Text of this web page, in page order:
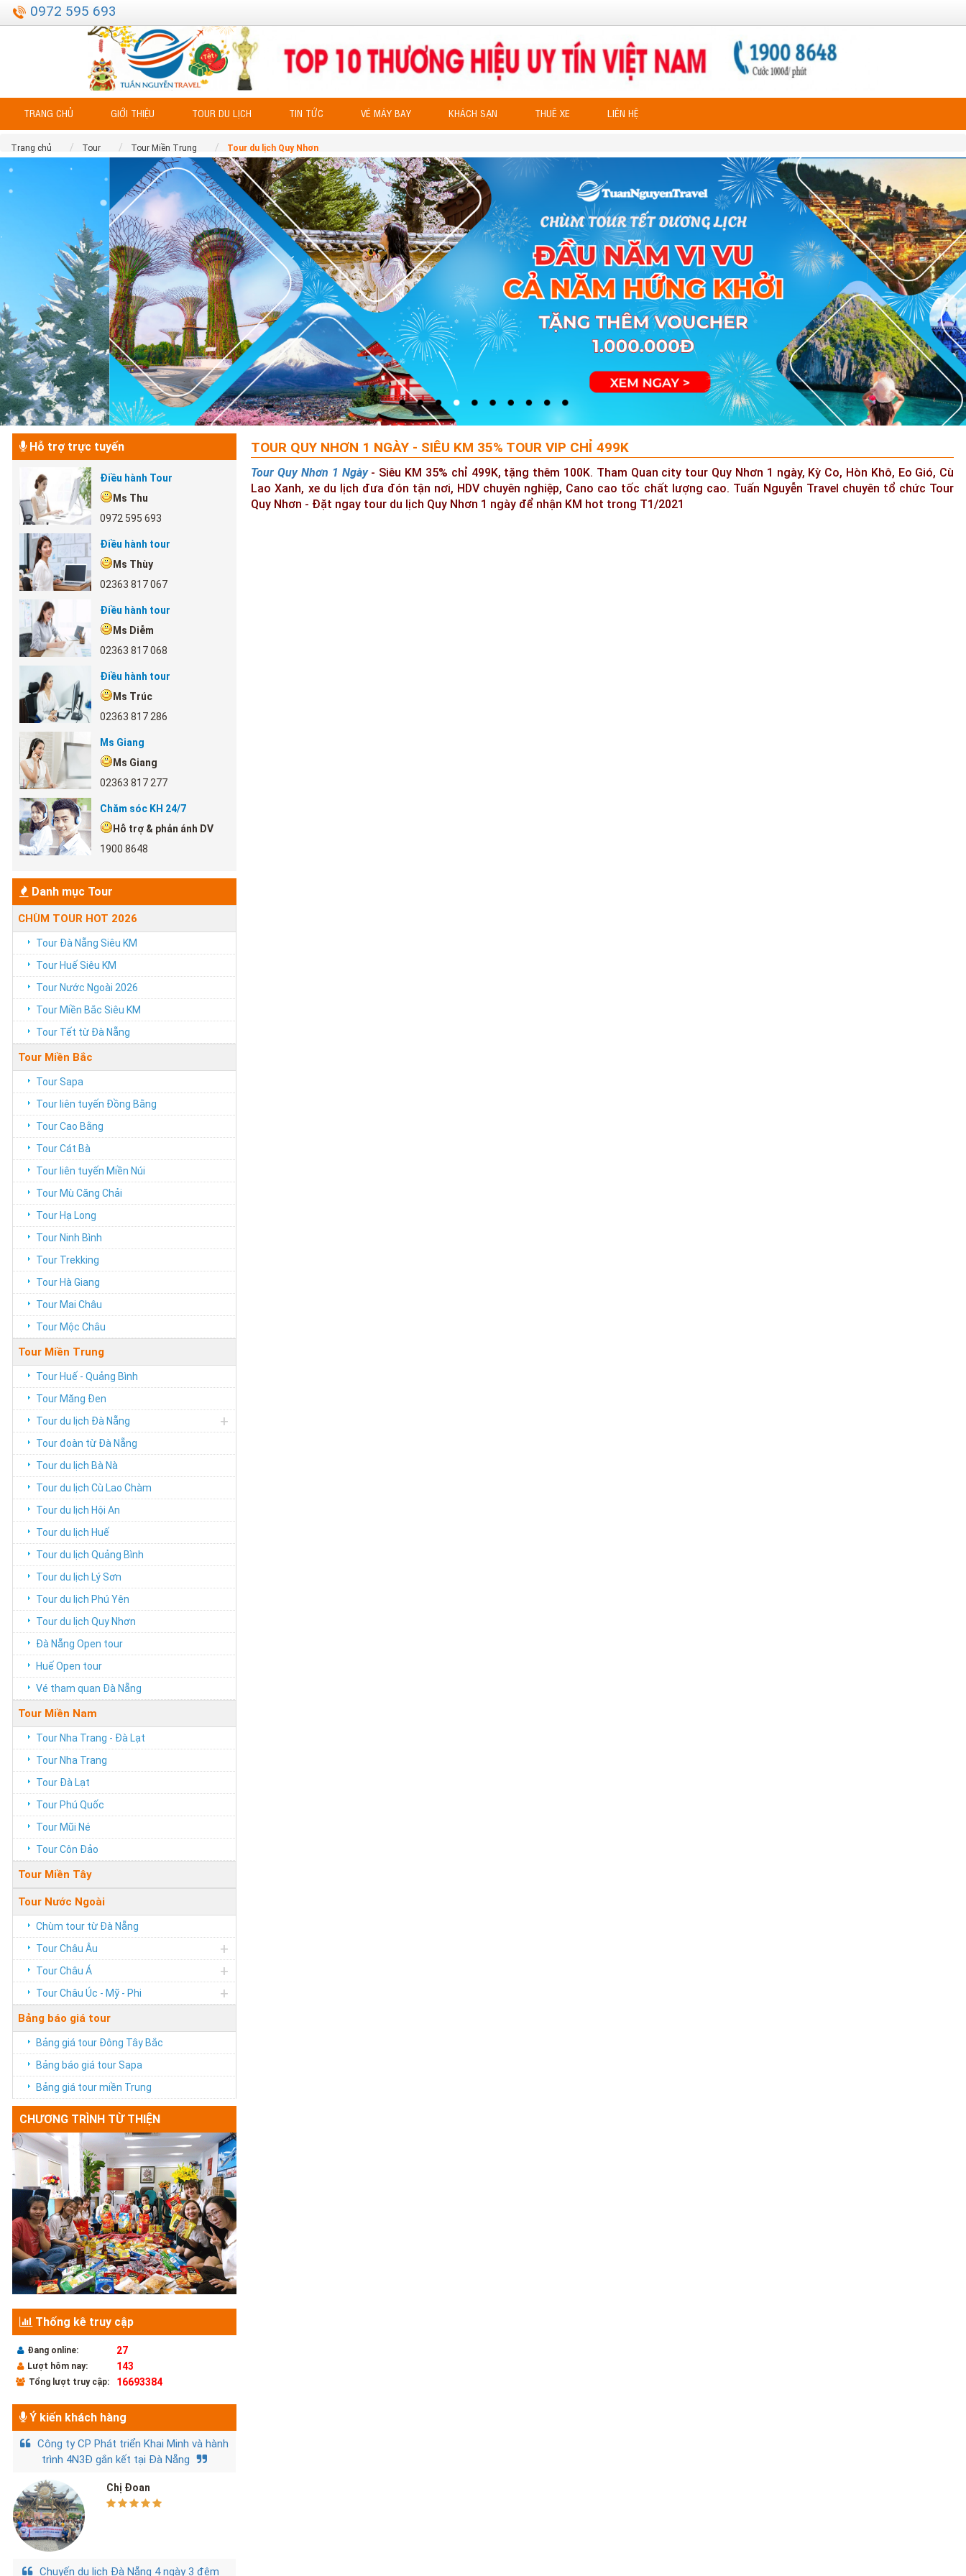
0972 595 693
TRANG CHỦ GIỚI THIỆU TOUR DU LỊCH TIN TỨC VÉ MÁY BAY KHÁCH SẠN THUÊ XE LIÊN HỆ
Trang chủ Tour Tour Miền Trung Tour du lịch Quy Nhơn
Hỗ trợ trực tuyến
Điều hành Tour
Ms Thu
0972 595 693
Điều hành tour
Ms Thùy
02363 817 067
Điều hành tour
Ms Diễm
02363 817 068
Điều hành tour
Ms Trúc
02363 817 286
Ms Giang
Ms Giang
02363 817 277
Chăm sóc KH 24/7
Hỗ trợ & phản ánh DV
1900 8648
Danh mục Tour
CHÙM TOUR HOT 2026
Tour Đà Nẵng Siêu KM
Tour Huế Siêu KM
Tour Nước Ngoài 2026
Tour Miền Bắc Siêu KM
Tour Tết từ Đà Nẵng
Tour Miền Bắc
Tour Sapa
Tour liên tuyến Đồng Bằng
Tour Cao Bằng
Tour Cát Bà
Tour liên tuyến Miền Núi
Tour Mù Căng Chải
Tour Hạ Long
Tour Ninh Bình
Tour Trekking
Tour Hà Giang
Tour Mai Châu
Tour Mộc Châu
Tour Miền Trung
Tour Huế - Quảng Bình
Tour Măng Đen
Tour du lịch Đà Nẵng
+
Tour đoàn từ Đà Nẵng
Tour du lịch Bà Nà
Tour du lịch Cù Lao Chàm
Tour du lịch Hội An
Tour du lịch Huế
Tour du lịch Quảng Bình
Tour du lịch Lý Sơn
Tour du lịch Phú Yên
Tour du lịch Quy Nhơn
Đà Nẵng Open tour
Huế Open tour
Vé tham quan Đà Nẵng
Tour Miền Nam
Tour Nha Trang - Đà Lạt
Tour Nha Trang
Tour Đà Lạt
Tour Phú Quốc
Tour Mũi Né
Tour Côn Đảo
Tour Miền Tây
Tour Nước Ngoài
Chùm tour từ Đà Nẵng
Tour Châu Âu
+
Tour Châu Á +
Tour Châu Úc - Mỹ - Phi +
Bảng báo giá tour
Bảng giá tour Đông Tây Bắc
Bảng báo giá tour Sapa
Bảng giá tour miền Trung
CHƯƠNG TRÌNH TỪ THIỆN
Thống kê truy cập
Đang online: 27
Lượt hôm nay: 143
Tổng lượt truy cập: 16693384
Ý kiến khách hàng
Công ty CP Phát triển Khai Minh và hành
trình 4N3Đ gắn kết tại Đà Nẵng
Chị Đoan
Chuyến du lịch Đà Nẵng 4 ngày 3 đêm
TOUR QUY NHƠN 1 NGÀY - SIÊU KM 35% TOUR VIP CHỈ 499K
Tour Quy Nhơn 1 Ngày- Siêu KM 35% chỉ 499K, tặng thêm 100K. Tham Quan city tour Quy Nhơn 1 ngày, Kỳ Co, Hòn Khô, Eo Gió, Cù
Lao Xanh, xe du lịch đưa đón tận nơi, HDV chuyên nghiệp, Cano cao tốc chất lượng cao. Tuấn Nguyễn Travel chuyên tổ chức Tour
Quy Nhơn - Đặt ngay tour du lịch Quy Nhơn 1 ngày để nhận KM hot trong T1/2021